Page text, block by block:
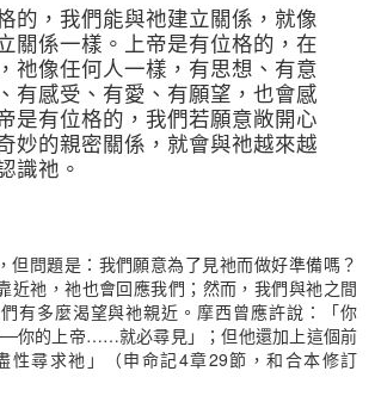
的，我們能與祂建立關係，就像
關係一樣。上帝是有位格的，在
祂像任何人一樣，有思想、有意
有感受、有愛、有願望，也會感
是有位格的，我們若願意敞開心
妙的親密關係，就會與祂越來越
識祂。
但問題是：我們願意為了見祂而做好準備嗎？
近祂，祂也會回應我們；然而，我們與祂之間
有多麼渴望與祂親近。摩西曾應許說：「你
你的上帝……就必尋見」；但他還加上這個前
性尋求祂」（申命記4章29節，和合本修訂